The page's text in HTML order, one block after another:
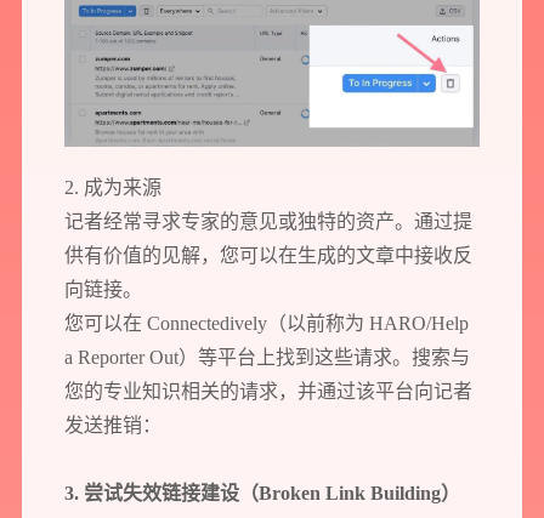
您所提交的信息将严格保密，且不以任何形式透露给任何第三方
2. 成为来源
记者经常寻求专家的意见或独特的资产。通过提
供有价值的见解，您可以在生成的文章中接收反
向链接。
您可以在 Connectedively（以前称为 HARO/Help
a Reporter Out）等平台上找到这些请求。搜索与
您的专业知识相关的请求，并通过该平台向记者
发送推销：
3. 尝试失效链接建设（Broken Link Building）